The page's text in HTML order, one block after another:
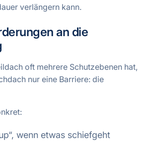
verlängern kann.
an die
oft mehrere Schutzebenen hat,
nur eine Barriere: die
wenn etwas schiefgeht